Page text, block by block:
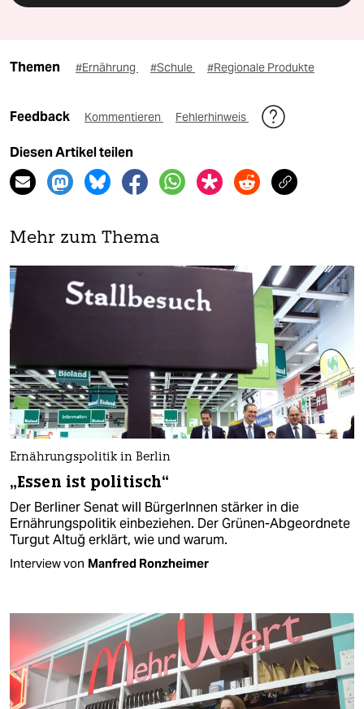
Themen #Ernährung #Schule #Regionale Produkte
Feedback Kommentieren Fehlerhinweis
Diesen Artikel teilen
Mehr zum Thema
Ernährungspolitik in Berlin
„Essen ist politisch“
Der Berliner Senat will BürgerInnen stärker in die
Ernährungspolitik einbeziehen. Der Grünen-Abgeordnete
Turgut Altuğ erklärt, wie und warum.
Interview von Manfred Ronzheimer